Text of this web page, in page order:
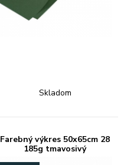
Skladom
Farebný výkres 50x65cm 28
185g tmavosivý